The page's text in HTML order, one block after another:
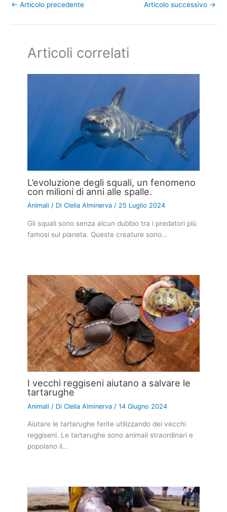
← Articolo precedente Articolo successivo →
Articoli correlati
L’evoluzione degli squali, un fenomeno
con milioni di anni alle spalle.
Animali / DiClelia Alminerva/ 25 Luglio 2024
Gli squali sono senza alcun dubbio tra i predatori più
famosi sul pianeta. Queste creature sono…
I vecchi reggiseni aiutano a salvare le
tartarughe
Animali / DiClelia Alminerva /14 Giugno 2024
Aiutare le tartarughe ferite utilizzando dei vecchi
reggiseni. Le tartarughe sono animali straordinari e
popolano il…